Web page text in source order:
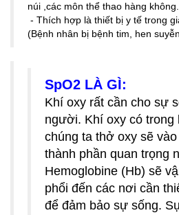
núi ,các môn thể thao hàng
- Thích hợp là thiết bị y tế trong
(Bệnh nhân bị bệnh tim, hen
SpO2 LÀ GÌ:
Khí oxy rất cần cho sự
người. Khí oxy có trong
chúng ta thở oxy sẽ
thành phần quan trọng
Hemoglobine (Hb) sẽ
phổi đến các nơi cần
để đảm bảo sự sống.